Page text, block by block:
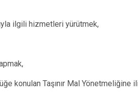
ilgili hizmetleri yürütmek,
konulan Taşınır Mal Yönetmeliğine